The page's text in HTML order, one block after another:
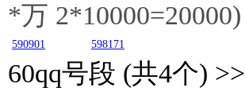
*万 2*10000=20000)
590901 598171
60qq号段 (共4个) >>